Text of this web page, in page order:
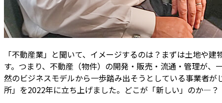
「不動産業」と聞いて、イメージするのは？まずは土地や
す。つまり、不動産（物件）の開発・販売・流通・管理が
然のビジネスモデルから一歩踏み出そうとしている事業者
所」を2022年に立ち上げました。どこが「新しい」のか―？